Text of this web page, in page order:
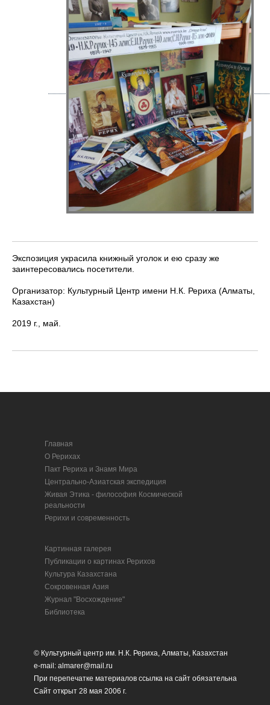
Экспозиция украсила книжный уголок и ею сразу же
заинтересовались посетители.
Организатор: Культурный Центр имени Н.К. Рериха (Алматы,
Казахстан)
2019 г., май.
Главная
О Рерихах
Пакт Рериха и Знамя Мира
Центрально-Азиатская экспедиция
Живая Этика - философия Космической
реальности
Рерихи и современность
Картинная галерея
Публикации о картинах Рерихов
Культура Казахстана
Сокровенная Азия
Журнал "Восхождение"
Библиотека
© Культурный центр им. Н.К. Рериха, Алматы, Казахстан
e-mail: almarer@mail.ru
При перепечатке материалов ссылка на сайт обязательна
Сайт открыт 28 мая 2006 г.